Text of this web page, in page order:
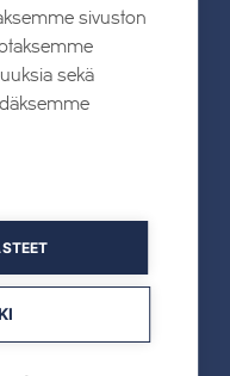
sivuston
sekä